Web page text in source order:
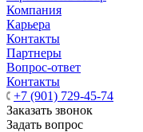
Компания
Карьера
Контакты
Партнеры
Вопрос-ответ
Контакты
+7 (901) 729-45-74
Заказать звонок
Задать вопрос